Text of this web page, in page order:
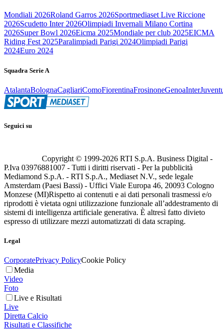
Mondiali 2026Roland Garros 2026Sportmediaset Live Riccione
2026Scudetto Inter 2026Olimpiadi Invernali Milano Cortina
2026Super Bowl 2026Eicma 2025Mondiale per club 2025EICMA
Riding Fest 2025Paralimpiadi Parigi 2024Olimpiadi Parigi
2024Euro 2024
Squadra Serie A
AtalantaBolognaCagliariComoFiorentinaFrosinoneGenoaInter
Seguici su
Copyright © 1999-2026 RTI S.p.A. Business Digital -
P.Iva 03976881007 - Tutti i diritti riservati - Per la pubblicità
Mediamond S.p.A. - RTI S.p.A., Mediaset N.V., sede legale
Amsterdam (Paesi Bassi) - Uffici Viale Europa 46, 20093 Cologno
Monzese (MI)Rispetto ai contenuti e ai dati personali trasmessi e/o
riprodotti è vietata ogni utilizzazione funzionale all’addestramento di
sistemi di intelligenza artificiale generativa. È altresì fatto divieto
espresso di utilizzare mezzi automatizzati di data scraping.
Legal
CorporatePrivacy PolicyCookie Policy
Media
Video
Foto
Live e Risultati
Live
Diretta Calcio
Risultati e Classifiche